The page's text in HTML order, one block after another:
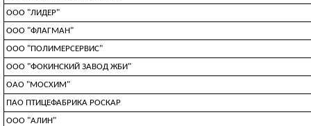
ООО "ЛИДЕР"
ООО "ФЛАГМАН"
ООО "ПОЛИМЕРСЕРВИС"
ООО "ФОКИНСКИЙ ЗАВОД ЖБИ"
ОАО "МОСХИМ"
ПАО ПТИЦЕФАБРИКА РОСКАР
ООО "АЛИН"